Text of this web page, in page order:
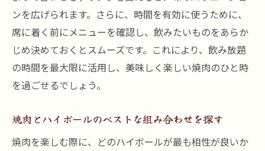
ンを広げられます。さらに、時間を有効に使うために、
席に着く前にメニューを確認し、飲みたいものをあらか
じめ決めておくとスムーズです。これにより、飲み放題
の時間を最大限に活用し、美味しく楽しい焼肉のひと時
を過ごせるでしょう。
焼肉とハイボールのベストな組み合わせを探す
焼肉を楽しむ際に、どのハイボールが最も相性が良いか